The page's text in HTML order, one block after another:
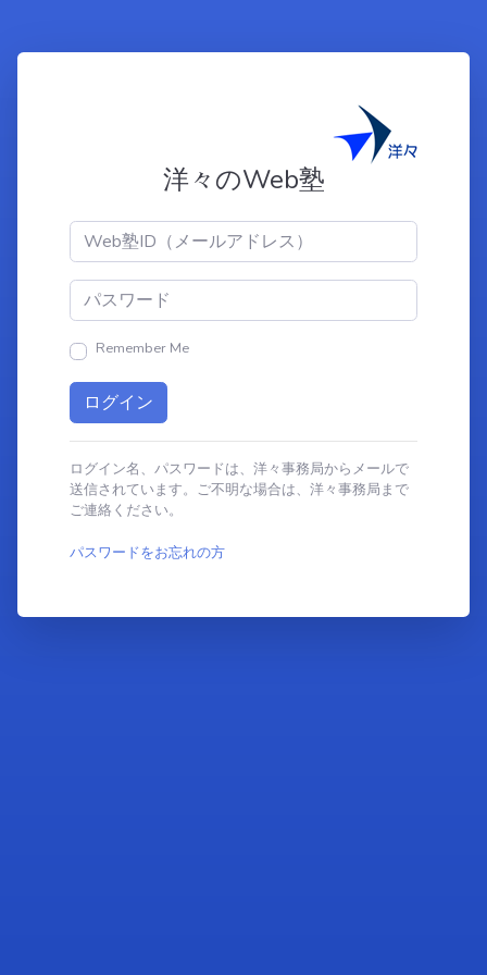
洋々のWeb塾
Remember Me
ログイン名、パスワードは、洋々事務局からメールで
送信されています。ご不明な場合は、洋々事務局まで
ご連絡ください。
パスワードをお忘れの方